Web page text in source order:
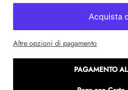
Altre opzioni di pagamento
PAGAMENTO